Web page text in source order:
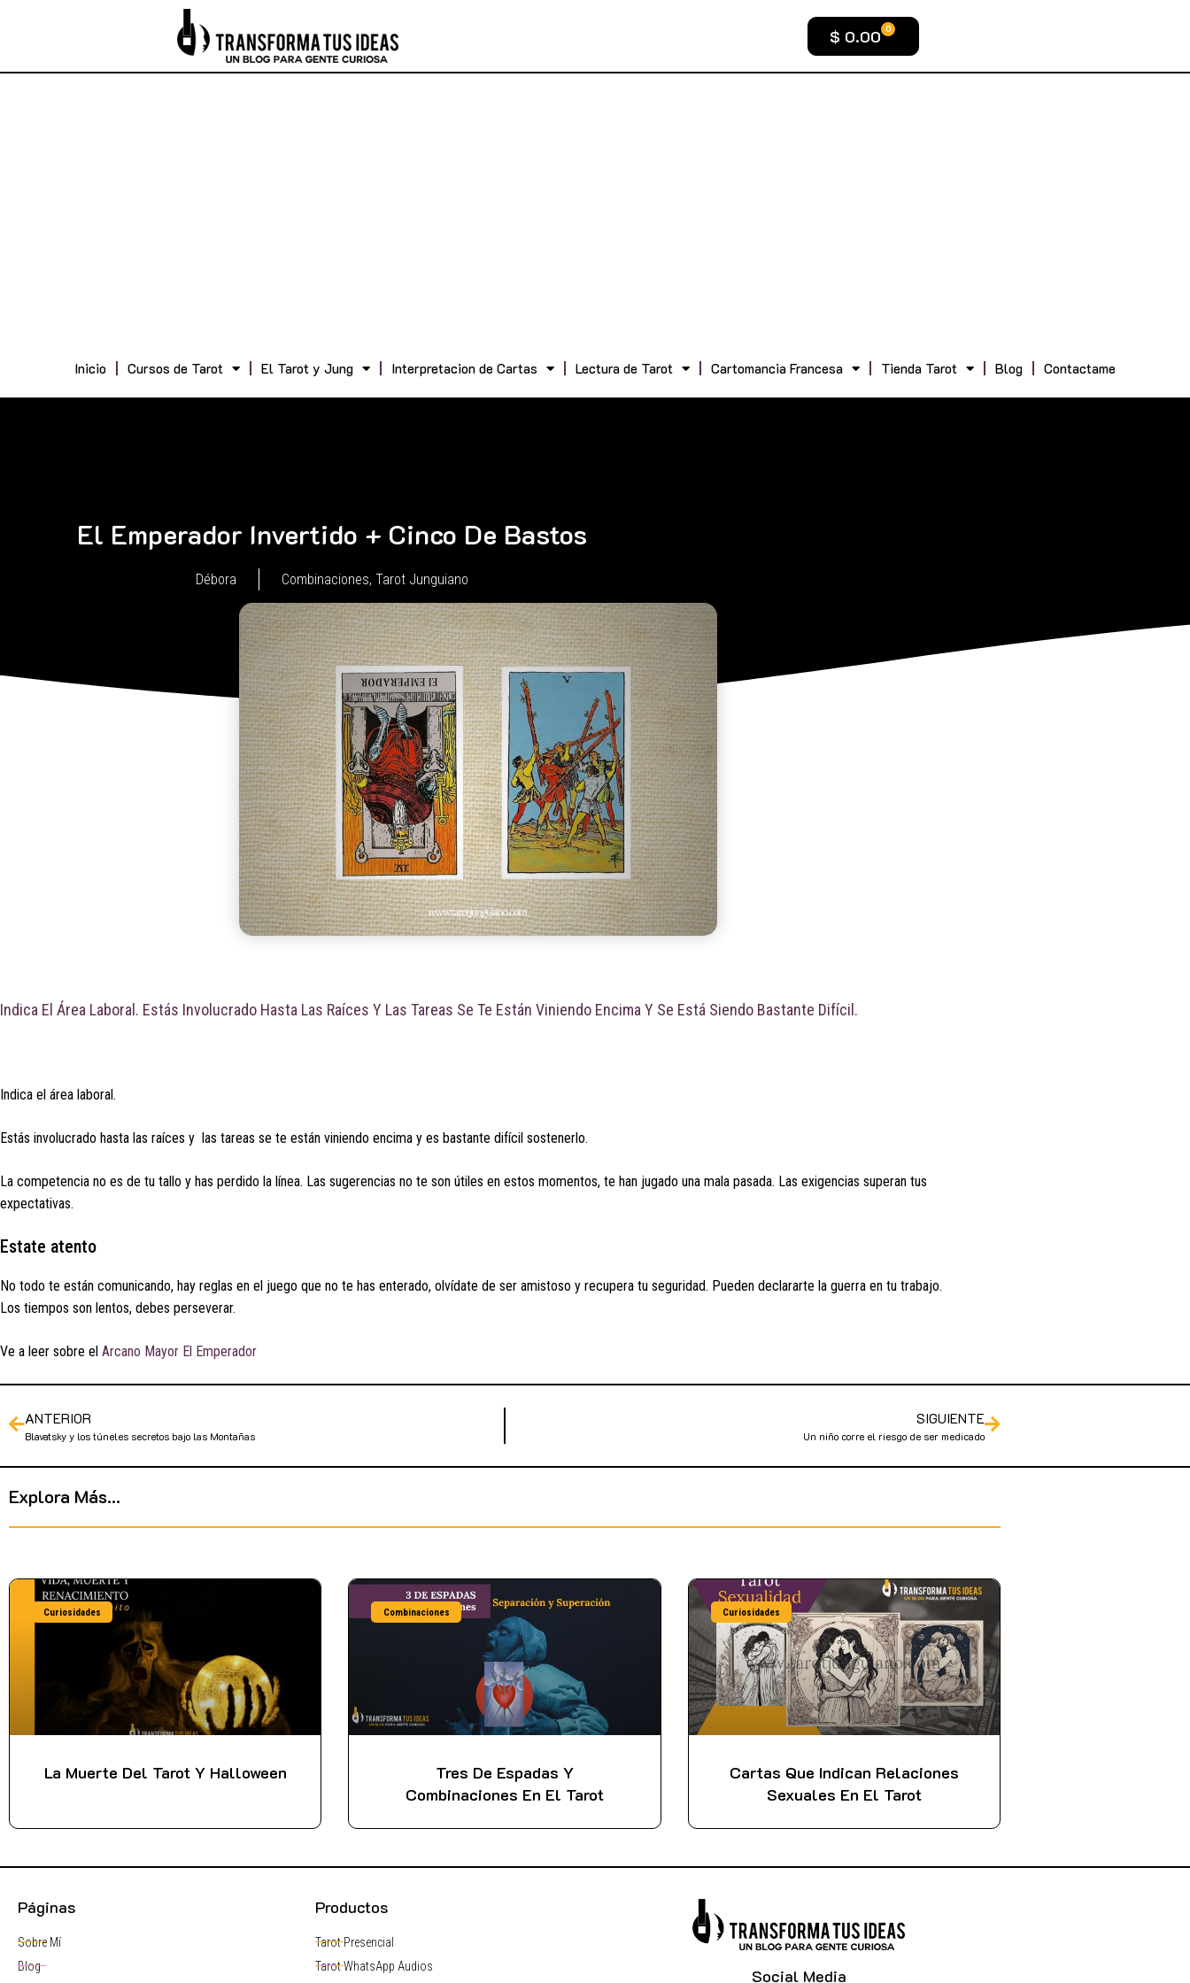
$ 0.00 0
Inicio Cursos de Tarot El Tarot y Jung Interpretacion de Cartas Lectura de Tarot Cartomancia Francesa Tienda Tarot Blog Contactame
El Emperador Invertido + Cinco De Bastos
Débora Combinaciones, Tarot Junguiano
Indica El Área Laboral. Estás Involucrado Hasta Las Raíces Y Las Tareas Se Te Están Viniendo Encima Y Se Está Siendo Bastante Difícil.
Indica el área laboral.
Estás involucrado hasta las raíces y las tareas se te están viniendo encima y es bastante difícil sostenerlo.
La competencia no es de tu tallo y has perdido la línea. Las sugerencias no te son útiles en estos momentos, te han jugado una mala pasada. Las exigencias superan tus
expectativas.
Estate atento
No todo te están comunicando, hay reglas en el juego que no te has enterado, olvídate de ser amistoso y recupera tu seguridad. Pueden declararte la guerra en tu trabajo.
Los tiempos son lentos, debes perseverar.
Ve a leer sobre el Arcano Mayor El Emperador
ANTERIOR
Blavatsky y los túneles secretos bajo las Montañas
SIGUIENTE
Un niño corre el riesgo de ser medicado
Explora Más...
Curiosidades
La Muerte Del Tarot Y Halloween
Combinaciones
Tres De Espadas Y
Combinaciones En El Tarot
Curiosidades
Cartas Que Indican Relaciones
Sexuales En El Tarot
Páginas
Sobre Mí
Blog
Productos
Tarot Presencial
Tarot WhatsApp Audios
Social Media